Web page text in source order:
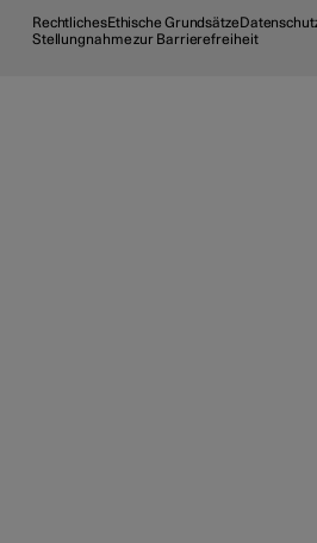
RechtlichesEthische Grundsätze
Stellungnahme zur Barrierefreiheit